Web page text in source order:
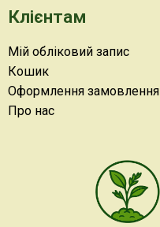
Клієнтам
Мій обліковий запис
Кошик
Оформлення замовлення
Про нас